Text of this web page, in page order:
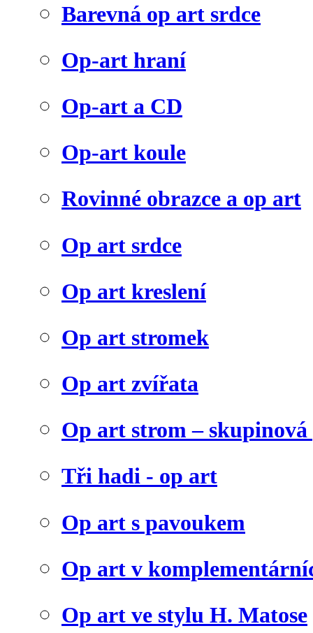
Barevná op art srdce
Op-art hraní
Op-art a CD
Op-art koule
Rovinné obrazce a op art
Op art srdce
Op art kreslení
Op art stromek
Op art zvířata
Op art strom – skupinová
Tři hadi - op art
Op art s pavoukem
Op art v
Op art ve stylu H. Matose